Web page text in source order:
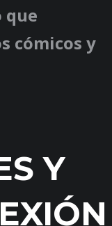
que
cómicos y
Y